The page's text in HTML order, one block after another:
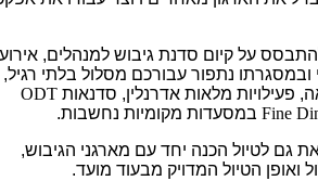
להתבסס על קיום סדנת גיבוש למנהלים, אירוע
ובמסגרתו נתפור עבורכם מסלול בלתי רגיל,
פעילויות מלאות אדרנלין, סדנאותODT
Fineבמסעדות מקומיות נחשבות.
גם לטיול הכנה יחד עם מארגני הגיבוש,
הטיול המדויק מבעוד מועד.